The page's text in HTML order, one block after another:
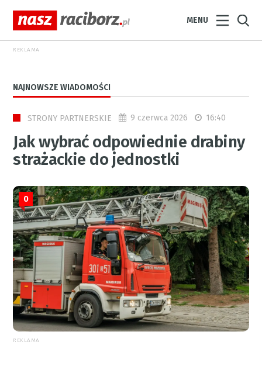
MENU
REKLAMA
NAJNOWSZE WIADOMOŚCI
STRONY PARTNERSKIE 9 czerwca 2026 16:40
Jak wybrać odpowiednie drabiny
strażackie do jednostki
0
REKLAMA